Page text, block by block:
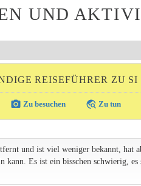
UND
REISEFÜHRER ZU
photo_camera Zu besuchen travel_explore Zu tun
und ist viel weniger bekannt, hat
kann. Es ist ein bisschen schwierig,